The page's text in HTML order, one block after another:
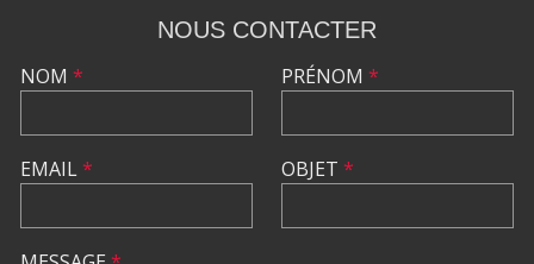
NOUS CONTACTER
NOM *
EMAIL*
PRÉNOM *
OBJET *